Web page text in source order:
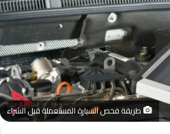
طريقة فحص السيارة المستعملة قبل الشراء